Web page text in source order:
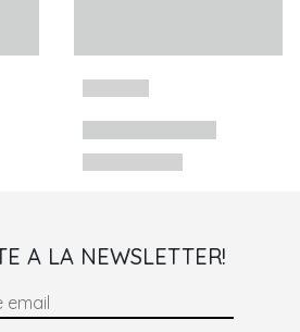
A LA NEWSLETTER!